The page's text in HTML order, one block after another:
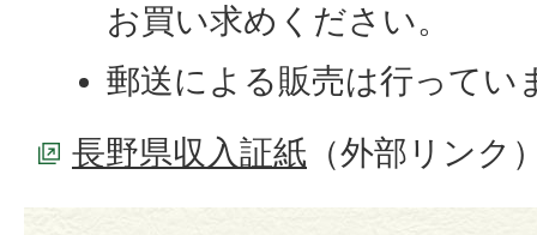
お買い求めください。
郵送による販売は行ってい
長野県収入証紙 （外部リンク